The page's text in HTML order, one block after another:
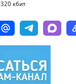
320 кбит